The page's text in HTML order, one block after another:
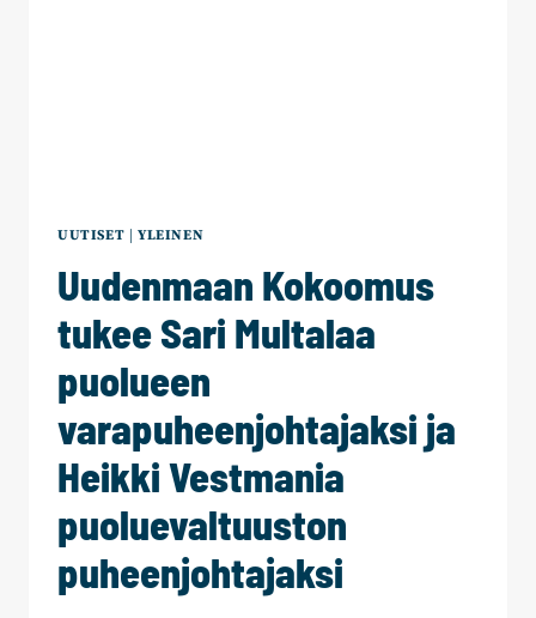
UUTISET YLEINEN
Uudenmaan Kokoomus
tukee Sari Multalaa
puolueen
varapuheenjohtajaksi ja
Heikki Vestmania
puoluevaltuuston
puheenjohtajaksi